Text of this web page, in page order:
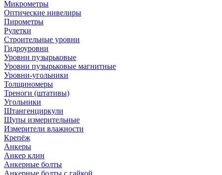
Микрометры
Оптические нивелиры
Пирометры
Рулетки
Строительные уровни
Гидроуровни
Уровни пузырьковые
Уровни пузырьковые магнитные
Уровни-угольники
Толщиномеры
Треноги (штативы)
Угольники
Штангенциркули
Щупы измерительные
Измерители влажности
Крепёж
Анкеры
Анкер клин
Анкерные болты
Анкерные болты с гайкой